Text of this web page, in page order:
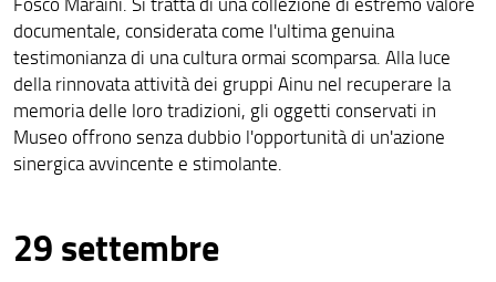
documentale, considerata come l'ultima genuina
testimonianza di una cultura ormai scomparsa. Alla luce
della rinnovata attività dei gruppi Ainu nel recuperare la
memoria delle loro tradizioni, gli oggetti conservati in
Museo offrono senza dubbio l'opportunità di un'azione
sinergica avvincente e stimolante.
29 settembre